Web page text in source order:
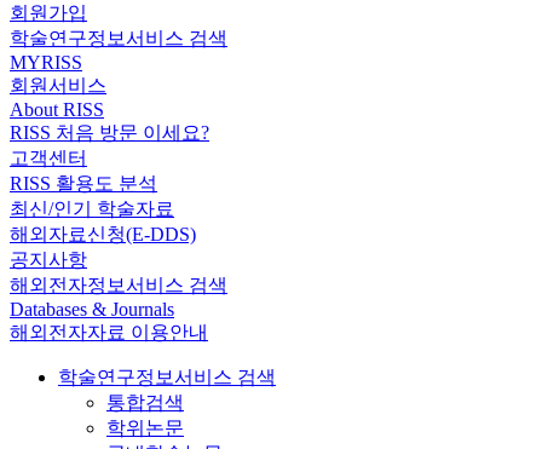
회원가입
학술연구정보서비스 검색
MYRISS
회원서비스
About RISS
RISS 처음 방문 이세요?
고객센터
RISS 활용도 분석
최신/인기 학술자료
해외자료신청(E-DDS)
공지사항
해외전자정보서비스 검색
Databases & Journals
해외전자자료 이용안내
학술연구정보서비스 검색
통합검색
학위논문